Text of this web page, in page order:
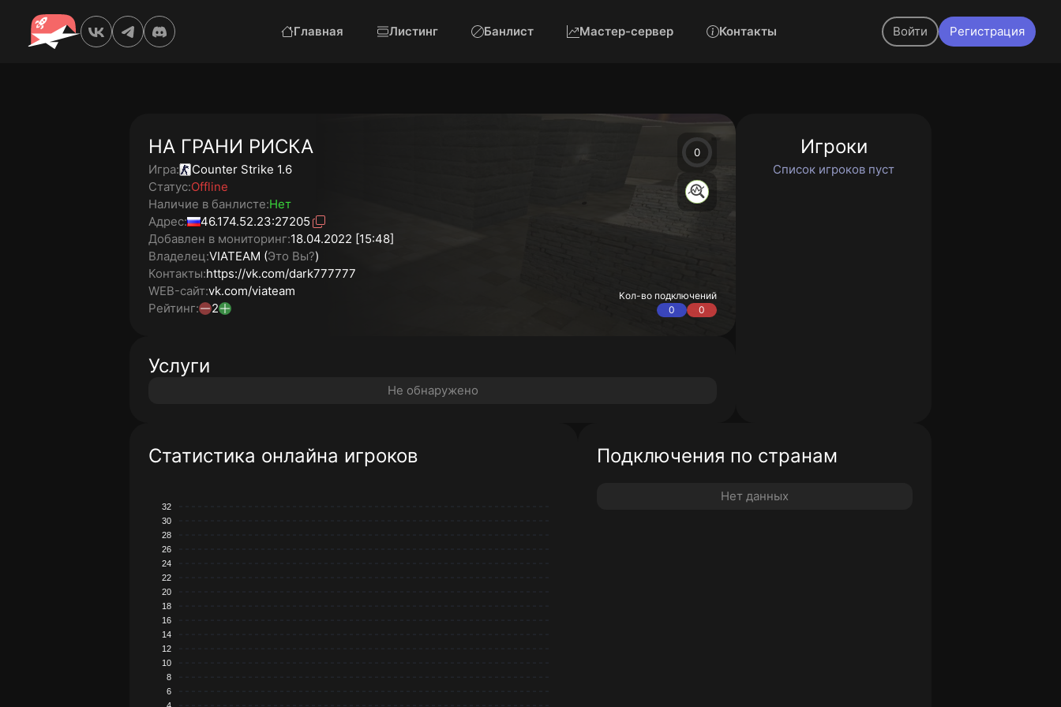
Главная Листинг Банлист Мастер-сервер Контакты Войти Регистрация
НА ГРАНИ РИСКА
Игра:
Counter Strike 1.6
Статус:Offline
Наличие в банлисте:Нет
Адрес:
46.174.52.23:27205
Добавлен в мониторинг:18.04.2022 [15:48]
Владелец:VIATEAM (Это Вы?)
Контакты:https://vk.com/dark777777
WEB-сайт:vk.com/viateam
Рейтинг:
2
0
Кол-во подключений
0
0
Услуги
Не обнаружено
Игроки
Список игроков пуст
Статистика онлайна игроков
32
30
28
26
24
22
20
18
16
14
12
10
8
6
Подключения по странам
Нет данных